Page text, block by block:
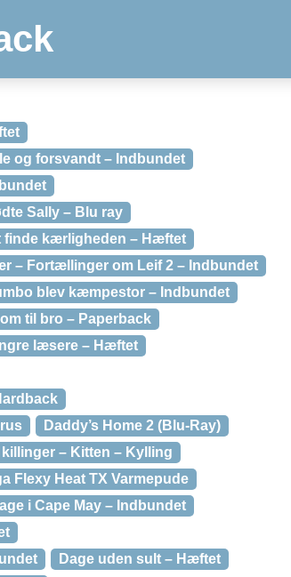
og forsvandt – Indbundet
Sally – Blu ray
finde kærligheden – Hæftet
– Fortællinger om Leif 2 – Indbundet
blev kæmpestor – Indbundet
til bro – Paperback
læsere – Hæftet
Daddy’s Home 2 (Blu-Ray)
– Kitten – Kylling
Flexy Heat TX Varmepude
i Cape May – Indbundet
Dage uden sult – Hæftet